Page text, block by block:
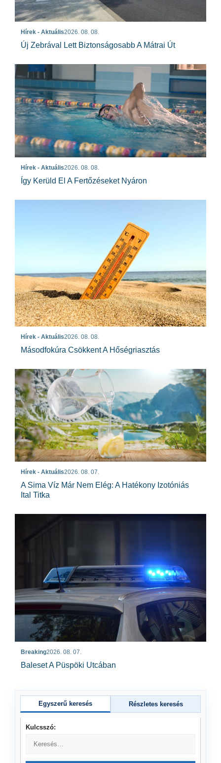
Hírek - Aktuális2026. 08. 08.
Új Zebrával Lett Biztonságosabb A Mátrai Út
Hírek - Aktuális2026. 08. 08.
Így Kerüld El A Fertőzéseket Nyáron
Hírek - Aktuális2026. 08. 08.
Másodfokúra Csökkent A Hőségriasztás
Hírek - Aktuális2026. 08. 07.
A Sima Víz Már Nem Elég: A Hatékony Izotóniás
Ital Titka
Breaking2026. 08. 07.
Baleset A Püspöki Utcában
Egyszerű keresés Részletes keresés
Kulcsszó: